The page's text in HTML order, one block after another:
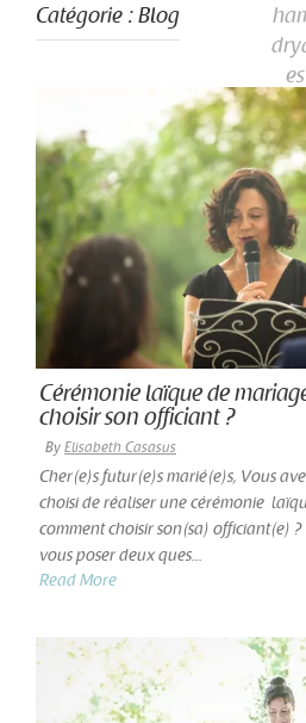
Catégorie :Blog
Cérémonie laïque de
choisir son officiant ?
By Elisabeth Casasus
Cher(e)s futur(e)s marié(e)s, Vous
choisi de réaliser une cérémonie
comment choisir son(sa) officiant(e) ?
vous poser deux ques...
Read More